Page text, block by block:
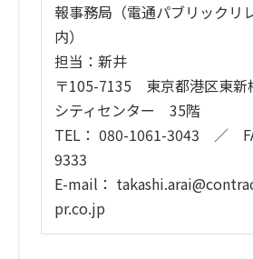
報事務局（電通パブリックリ
内）
担当：新井
〒105-7135 東京都港区東
シティセンター 35階
TEL： 080-1061-3043 ／
9333
E-mail：
pr.co.jp